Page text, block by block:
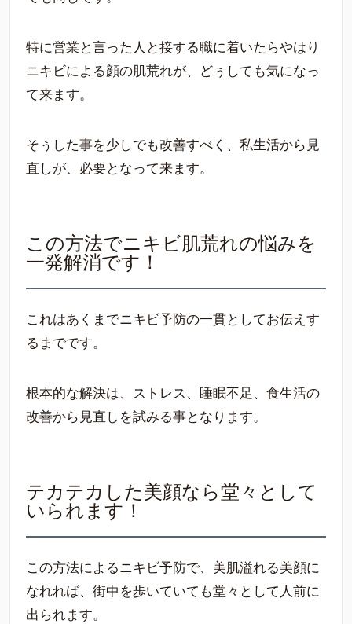
特に営業と言った人と接する職に着いたらやはり
ニキビによる顔の肌荒れが、どぅしても気になっ
て来ます。
そぅした事を少しでも改善すべく、私生活から見
直しが、必要となって来ます。
この方法でニキビ肌荒れの悩みを
一発解消です！
これはあくまでニキビ予防の一貫としてお伝えす
るまでです。
根本的な解決は、ストレス、睡眠不足、食生活の
改善から見直しを試みる事となります。
テカテカした美顔なら堂々として
いられます！
この方法によるニキビ予防で、美肌溢れる美顔に
なれれば、街中を歩いていても堂々として人前に
出られます。